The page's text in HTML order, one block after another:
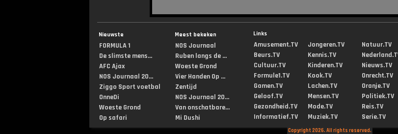
Nieuwste
FORMULA 1
De slimste mens...
AFC Ajax
NOS Journaal 20...
Ziggo Sport voetbal
OnneDi
Woeste Grond
Op safari
Meest bekeken
NOS Journaal
Ruben langs de ...
Woeste Grond
Vier Handen Op ...
Zentijd
NOS Journaal 20...
Van onschatbare...
Mi Dushi
Links
Amusement.TV
Beurs.TV
Cultuur.TV
Formule1.TV
Gamen.TV
Geloof.TV
Gezondheid.TV
Informatief.TV
Jongeren.TV
Kennis.TV
Kinderen.TV
Kook.TV
Lachen.TV
Mensen.TV
Mode.TV
Muziek.TV
Natuur.TV
Nieuws.TV
Onrecht.TV
Oranje.TV
Politiek.TV
Reis.TV
Serie.TV
Copyright 2026. All rights reserved.